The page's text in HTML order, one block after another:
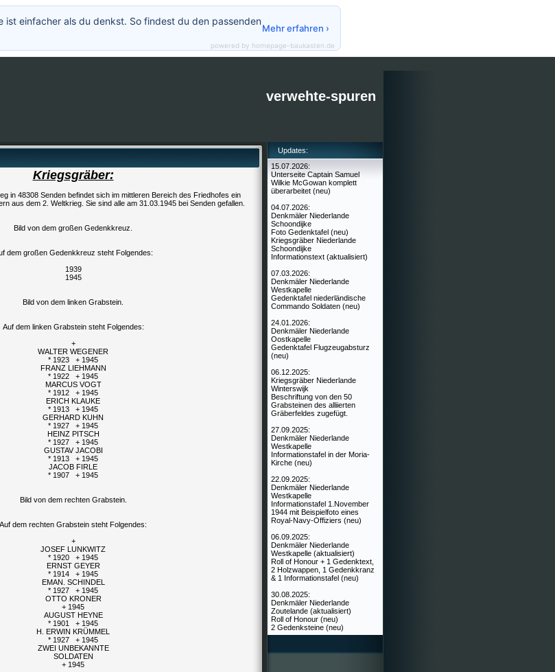
verwehte-spuren
Kriegsgräber:
in 48308 Senden befindet sich im mittleren Bereich des Friedhofes ein
aus dem 2. Weltkrieg. Sie sind alle am 31.03.1945 bei Senden gefallen.
Bild von dem großen Gedenkkreuz.
dem großen Gedenkkreuz steht Folgendes:
1939
1945
Bild von dem linken Grabstein.
Auf dem linken Grabstein steht Folgendes:
+
WALTER WEGENER
* 1923 + 1945
FRANZ LIEHMANN
* 1922 + 1945
MARCUS VOGT
* 1912 + 1945
ERICH KLAUKE
* 1913 + 1945
GERHARD KUHN
* 1927 + 1945
HEINZ PITSCH
* 1927 + 1945
GUSTAV JACOBI
* 1913 + 1945
JACOB FIRLE
* 1907 + 1945
Bild von dem rechten Grabstein.
Auf dem rechten Grabstein steht Folgendes:
+
JOSEF LUNKWITZ
* 1920 + 1945
ERNST GEYER
* 1914 + 1945
EMAN. SCHINDEL
* 1927 + 1945
OTTO KRONER
+ 1945
AUGUST HEYNE
* 1901 + 1945
H. ERWIN KRÜMMEL
* 1927 + 1945
ZWEI UNBEKANNTE
SOLDATEN
+ 1945
Updates:
15.07.2026:
Unterseite Captain Samuel
Wilkie McGowan komplett
überarbeitet (neu)
04.07.2026:
Denkmäler Niederlande
Schoondijke
Foto Gedenktafel (neu)
Kriegsgräber Niederlande
Schoondijke
Informationstext (aktualisiert)
07.03.2026:
Denkmäler Niederlande
Westkapelle
Gedenktafel niederländische
Commando Soldaten (neu)
24.01.2026:
Denkmäler Niederlande
Oostkapelle
Gedenktafel Flugzeugabsturz
(neu)
06.12.2025:
Kriegsgräber Niederlande
Winterswijk
Beschriftung von den 50
Grabsteinen des alliierten
Gräberfeldes zugefügt.
27.09.2025:
Denkmäler Niederlande
Westkapelle
Informationstafel in der Moria-
Kirche (neu)
22.09.2025:
Denkmäler Niederlande
Westkapelle
Informationstafel 1.November
1944 mit Beispielfoto eines
Royal-Navy-Offiziers (neu)
06.09.2025:
Denkmäler Niederlande
Westkapelle (aktualisiert)
Roll of Honour + 1 Gedenktext,
2 Holzwappen, 1 Gedenkkranz
& 1 Informationstafel (neu)
30.08.2025:
Denkmäler Niederlande
Zoutelande (aktualisiert)
Roll of Honour (neu)
2 Gedenksteine (neu)
ist einfacher als du denkst. So findest du den passenden
Mehr erfahren ›
powered by homepage-baukasten.de